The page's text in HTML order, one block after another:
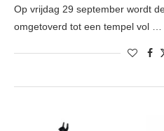
Op vrijdag 29 september wordt
omgetoverd tot een tempel vol …